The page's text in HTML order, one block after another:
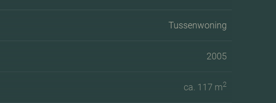
Tussenwoning
2005
ca. 117 m2